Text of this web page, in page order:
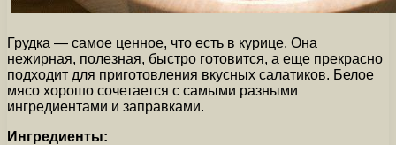
Грудка — самое ценное, что есть в курице. Она
нежирная, полезная, быстро готовится, а еще прекрасно
подходит для приготовления вкусных салатиков. Белое
мясо хорошо сочетается с самыми разными
ингредиентами и заправками.
Ингредиенты: